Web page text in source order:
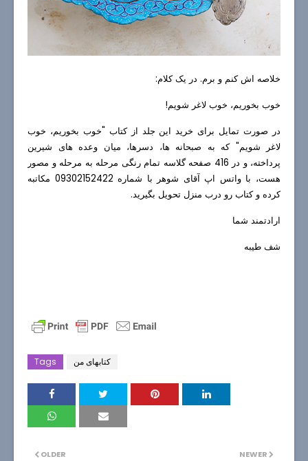
خلاصه اش کنم و برم. در یک کلام:
خوب بخوریم، خوب لاغر شویم!
در صورت تمایل برای خرید این جلد از کتاب "خوب بخوریم، خوب
لاغر شویم" که به صبحانه ها، دسرها، میان وعده های شیرین
پرداخته، و در 416 صفحه گلاسه تمام رنگی مرحله به مرحله و مصور
هست، با واتس اپ آقای شوهر با شماره 09302152422 مکاتبه
کرده و کتاب رو درب منزل تحویل بگیرید.
ارادتمند شما
شف طیبه
Tags کتابهای من
NEWER
OLDER